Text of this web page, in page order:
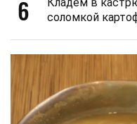
6
Кладем в
соломкой